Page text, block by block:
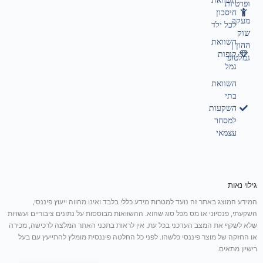
חיסכון
לכל ילד
השוואת
קופות
גמל
השוואת
בתי
השקעות
למסחר
עצמאי
ופרטיות
מעקב
שוק
ההון |
גמלטופ
גילוי נאות
המידע המוצג באתר זה נועד למטרות מידע כללי בלבד ואינו מהווה ייעוץ פיננסי,
השקעתי, פנסיוני או מס מכל סוג שהוא. ההשוואות מבוססות על נתונים ציבוריים ועשויות
שלא לשקף את המצב העדכני בכל עת. אין לראות בתכני האתר המלצה לרכישה, מכירה
או החזקה של מוצר פיננסי כלשהו. לפני כל החלטה פיננסית מומלץ להתייעץ עם בעל
רישיון מתאים.